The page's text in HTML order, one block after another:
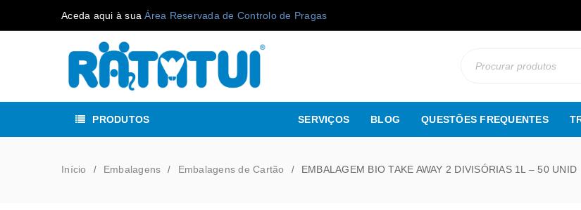
Aceda aqui à suaÁrea Reservada de Controlo de Pragas
PRODUTOS SERVIÇOS BLOG QUESTÕES FREQUENTES
Início / Embalagens / Embalagens de Cartão / EMBALAGEM BIO TAKE AWAY 2 DIVISÓRIAS 1L – 50 UNID